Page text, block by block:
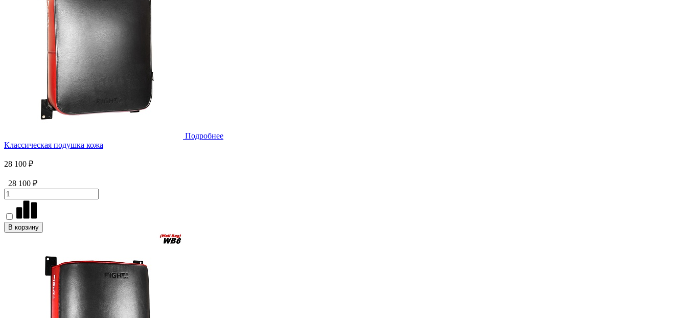
Подробнее
Классическая подушка кожа
28 100 ₽
28 100 ₽
В корзину